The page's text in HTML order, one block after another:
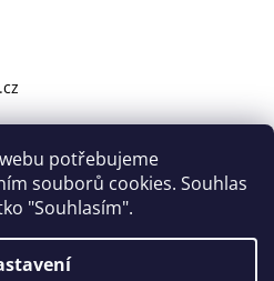
potřebujeme
souborů cookies. Souhlas
"Souhlasím".
vyberovekoupelny/